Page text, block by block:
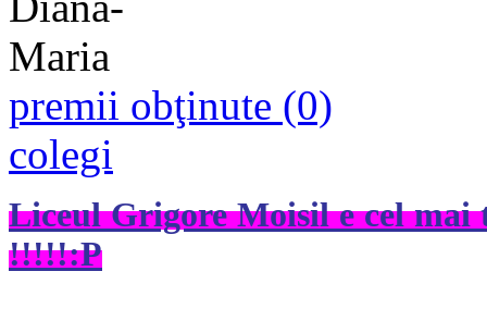
premii obţinute (0)
colegi
Liceul Grigore Moisil e cel mai
!!!!!:P